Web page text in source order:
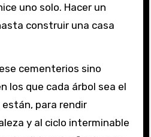
uno solo. Hacer un
construir una casa
cementerios sino
los que cada árbol sea el
están, para rendir
y al ciclo interminable